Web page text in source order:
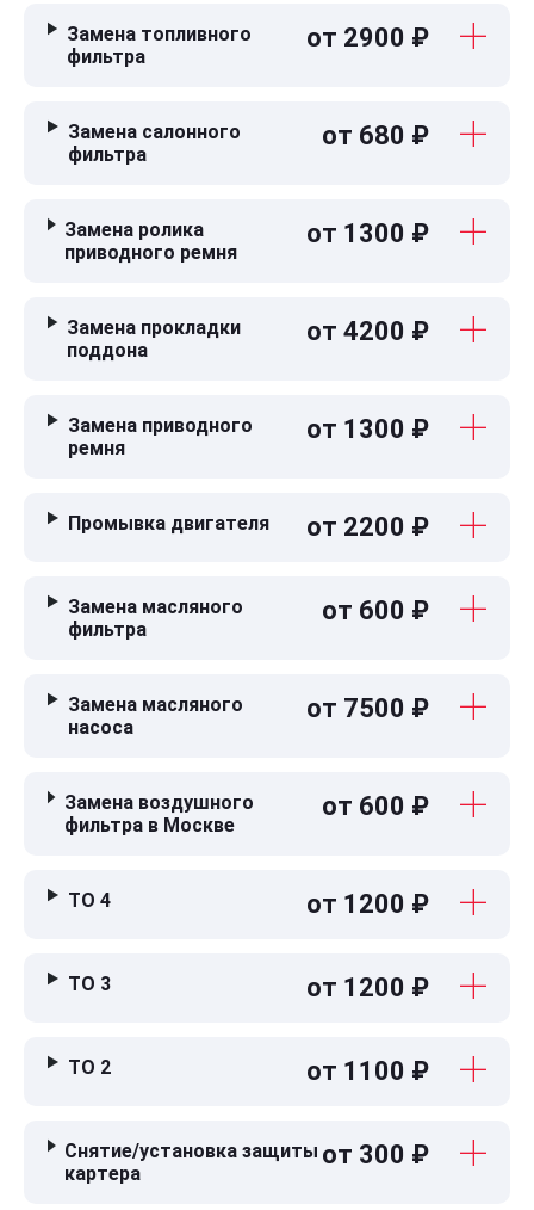
Замена топливного
фильтра
от 2900 ₽
Замена салонного
фильтра
от 680 ₽
Замена ролика
приводного ремня
от 1300 ₽
Замена прокладки
поддона
от 4200 ₽
Замена приводного
ремня
от 1300 ₽
Промывка двигателя от 2200 ₽
Замена масляного
фильтра
от 600 ₽
Замена масляного
насоса
от 7500 ₽
Замена воздушного
фильтра в Москве
от 600 ₽
ТО 4 от 1200 ₽
ТО 3 от 1200 ₽
ТО 2 от 1100 ₽
Снятие/установка защиты
картера
от 300 ₽